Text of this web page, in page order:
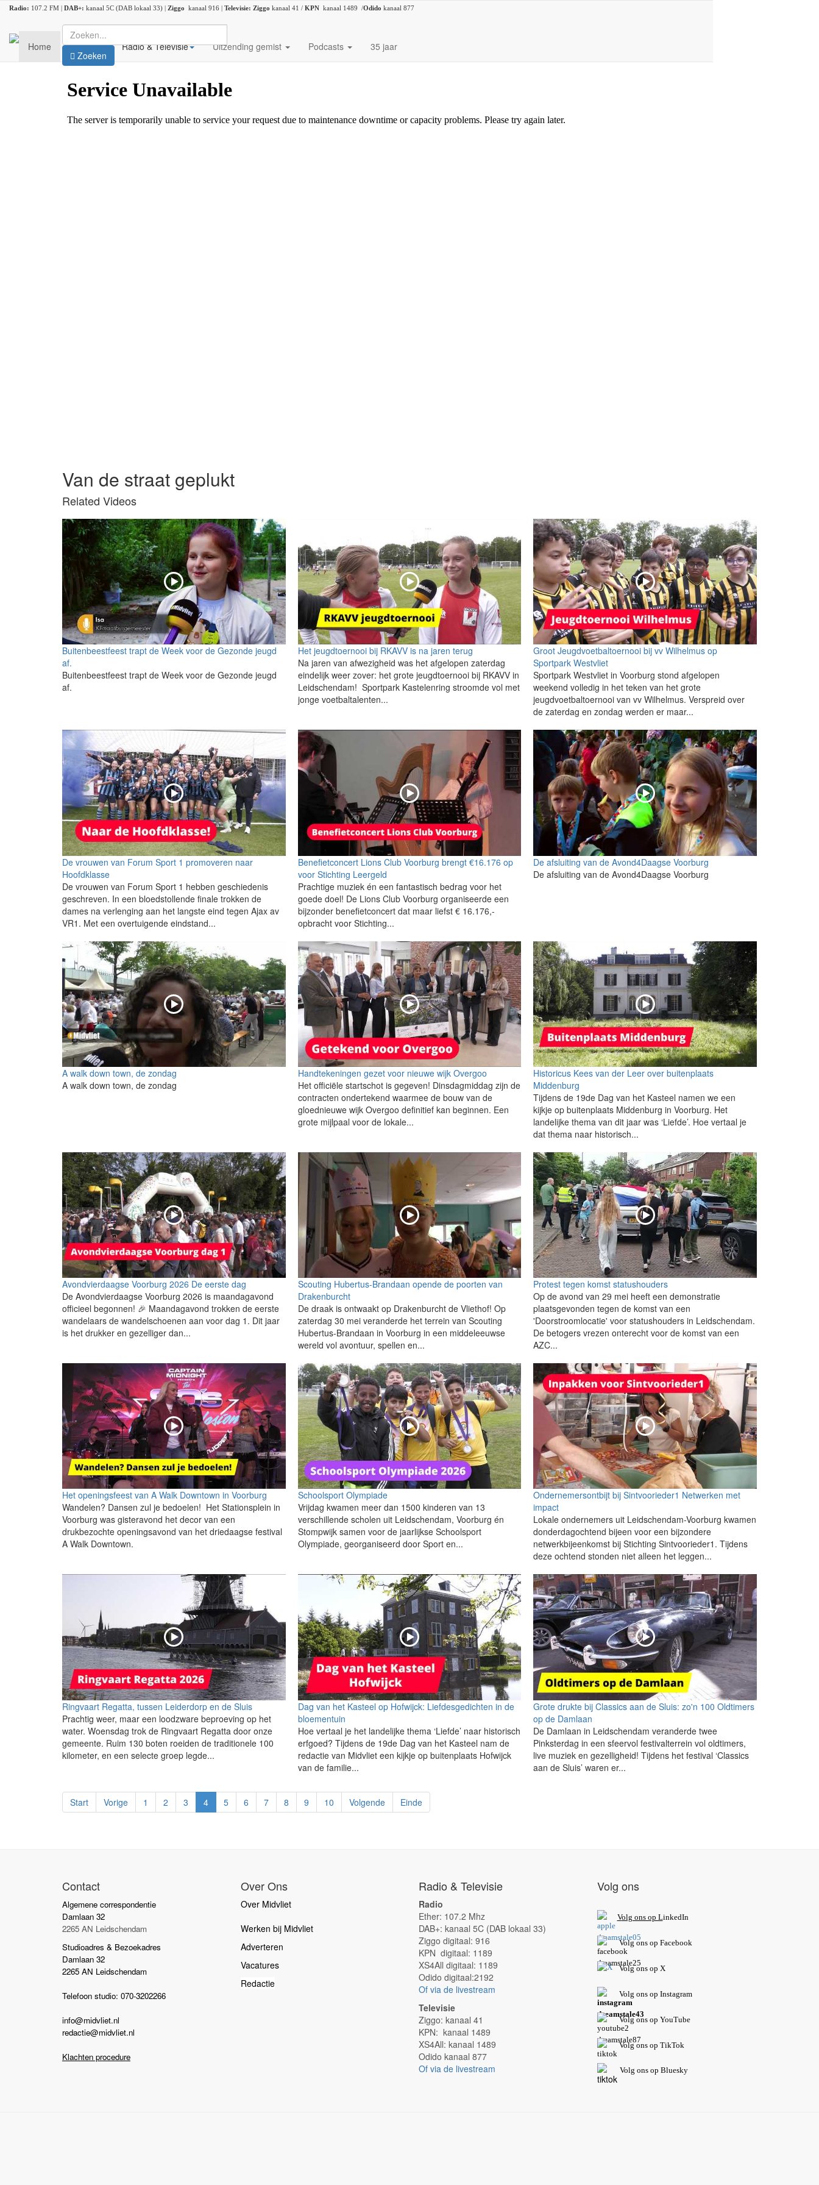
Radio: 107.2 FM | DAB+: kanaal 5C (DAB lokaal 33) | Ziggo kanaal 916 | Televisie: Ziggo kanaal 41 / KPN kanaal 1489 /Odido kanaal 877
Home Nieuws Radio & Televisie Uitzending gemist Podcasts 35 jaar
Zoeken
Van de straat geplukt
Related Videos
Buitenbeestfeest trapt de Week voor de Gezonde jeugd
af.
Buitenbeestfeest trapt de Week voor de Gezonde jeugd
af.
Het jeugdtoernooi bij RKAVV is na jaren terug
Na jaren van afwezigheid was het afgelopen zaterdag
eindelijk weer zover: het grote jeugdtoernooi bij RKAVV in
Leidschendam! Sportpark Kastelenring stroomde vol met
jonge voetbaltalenten...
Groot Jeugdvoetbaltoernooi bij vv Wilhelmus op
Sportpark Westvliet
Sportpark Westvliet in Voorburg stond afgelopen
weekend volledig in het teken van het grote
jeugdvoetbaltoernooi van vv Wilhelmus. Verspreid over
de zaterdag en zondag werden er maar...
De vrouwen van Forum Sport 1 promoveren naar
Hoofdklasse
De vrouwen van Forum Sport 1 hebben geschiedenis
geschreven. In een bloedstollende finale trokken de
dames na verlenging aan het langste eind tegen Ajax av
VR1. Met een overtuigende eindstand...
Benefietconcert Lions Club Voorburg brengt €16.176 op
voor Stichting Leergeld
Prachtige muziek én een fantastisch bedrag voor het
goede doel! De Lions Club Voorburg organiseerde een
bijzonder benefietconcert dat maar liefst € 16.176,-
opbracht voor Stichting...
De afsluiting van de Avond4Daagse Voorburg
De afsluiting van de Avond4Daagse Voorburg
A walk down town, de zondag
A walk down town, de zondag
Handtekeningen gezet voor nieuwe wijk Overgoo
Het officiële startschot is gegeven! Dinsdagmiddag zijn de
contracten ondertekend waarmee de bouw van de
gloednieuwe wijk Overgoo definitief kan beginnen. Een
grote mijlpaal voor de lokale...
Historicus Kees van der Leer over buitenplaats
Middenburg
Tijdens de 19de Dag van het Kasteel namen we een
kijkje op buitenplaats Middenburg in Voorburg. Het
landelijke thema van dit jaar was ‘Liefde’. Hoe vertaal je
dat thema naar historisch...
Avondvierdaagse Voorburg 2026 De eerste dag
De Avondvierdaagse Voorburg 2026 is maandagavond
officieel begonnen! 🎉 Maandagavond trokken de eerste
wandelaars de wandelschoenen aan voor dag 1. Dit jaar
is het drukker en gezelliger dan...
Scouting Hubertus-Brandaan opende de poorten van
Drakenburcht
De draak is ontwaakt op Drakenburcht de Vliethof! Op
zaterdag 30 mei veranderde het terrein van Scouting
Hubertus-Brandaan in Voorburg in een middeleeuwse
wereld vol avontuur, spellen en...
Protest tegen komst statushouders
Op de avond van 29 mei heeft een demonstratie
plaatsgevonden tegen de komst van een
'Doorstroomlocatie' voor statushouders in Leidschendam.
De betogers vrezen onterecht voor de komst van een
AZC...
Het openingsfeest van A Walk Downtown in Voorburg
Wandelen? Dansen zul je bedoelen! Het Stationsplein in
Voorburg was gisteravond het decor van een
drukbezochte openingsavond van het driedaagse festival
A Walk Downtown.
Schoolsport Olympiade
Vrijdag kwamen meer dan 1500 kinderen van 13
verschillende scholen uit Leidschendam, Voorburg én
Stompwijk samen voor de jaarlijkse Schoolsport
Olympiade, georganiseerd door Sport en...
Ondernemersontbijt bij Sintvoorieder1 Netwerken met
impact
Lokale ondernemers uit Leidschendam-Voorburg kwamen
donderdagochtend bijeen voor een bijzondere
netwerkbijeenkomst bij Stichting Sintvoorieder1. Tijdens
deze ochtend stonden niet alleen het leggen...
Ringvaart Regatta, tussen Leiderdorp en de Sluis
Prachtig weer, maar een loodzware beproeving op het
water. Woensdag trok de Ringvaart Regatta door onze
gemeente. Ruim 130 boten roeiden de traditionele 100
kilometer, en een selecte groep legde...
Dag van het Kasteel op Hofwijck: Liefdesgedichten in de
bloementuin
Hoe vertaal je het landelijke thema ‘Liefde’ naar historisch
erfgoed? Tijdens de 19de Dag van het Kasteel nam de
redactie van Midvliet een kijkje op buitenplaats Hofwijck
van de familie...
Grote drukte bij Classics aan de Sluis: zo'n 100 Oldtimers
op de Damlaan
De Damlaan in Leidschendam veranderde twee
Pinksterdag in een sfeervol festivalterrein vol oldtimers,
live muziek en gezelligheid! Tijdens het festival ‘Classics
aan de Sluis’ waren er...
Start Vorige 1 2 3 4 5 6 7 8 9 10 Volgende Einde
Contact
Algemene correspondentie
Damlaan 32
2265 AN Leidschendam
Studioadres & Bezoekadres
Damlaan 32
2265 AN Leidschendam
Telefoon studio: 070-3202266
info@midvliet.nl
redactie@midvliet.nl
Klachten procedure
Over Ons
Over Midvliet
Werken bij Midvliet
Adverteren
Vacatures
Redactie
Radio & Televisie
Radio
Ether: 107.2 Mhz
DAB+: kanaal 5C (DAB lokaal 33)
Ziggo digitaal: 916
KPN digitaal: 1189
XS4All digitaal: 1189
Odido digitaal:2192
Of via de livestream
Televisie
Ziggo: kanaal 41
KPN: kanaal 1489
XS4All: kanaal 1489
Odido kanaal 877
Of via de livestream
Volg ons
Volg ons op LinkedIn
Volg ons op Facebook
Volg ons op X
Volg ons op Instagram
Volgons op YouTube
Volg ons op TikTok
Volg ons op Bluesky